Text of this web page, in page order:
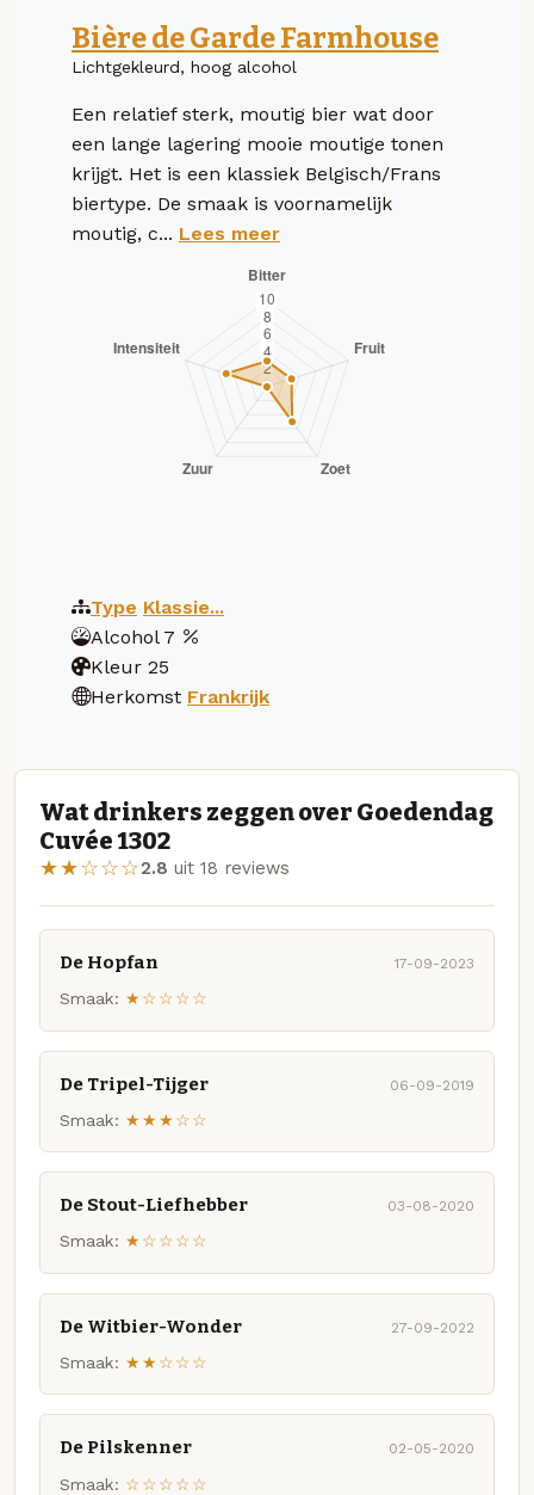
Bière de Garde Farmhouse
Lichtgekleurd, hoog alcohol
Een relatief sterk, moutig bier wat door
een lange lagering mooie moutige tonen
krijgt. Het is een klassiek Belgisch/Frans
biertype. De smaak is voornamelijk
moutig, c... Lees meer
Type Klassie...
Alcohol 7
Kleur 25
Herkomst Frankrijk
Wat drinkers zeggen over Goedendag
Cuvée 1302
★★☆☆☆2.8 uit 18 reviews
De Hopfan 17-09-2023
Smaak: ★☆☆☆☆
De Tripel-Tijger 06-09-2019
Smaak: ★★★☆☆
De Stout-Liefhebber 03-08-2020
Smaak: ★☆☆☆☆
De Witbier-Wonder 27-09-2022
Smaak: ★★☆☆☆
De Pilskenner 02-05-2020
Smaak: ☆☆☆☆☆